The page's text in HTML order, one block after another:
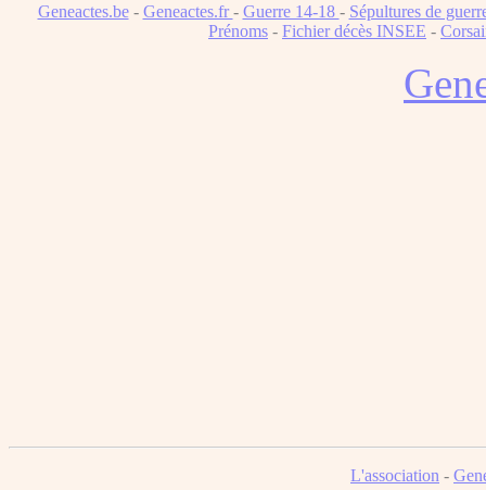
Geneactes.be- Geneactes.fr - Guerre 14-18 - Sépultures de
Prénoms - Fichier décès INSEE -
L'association -